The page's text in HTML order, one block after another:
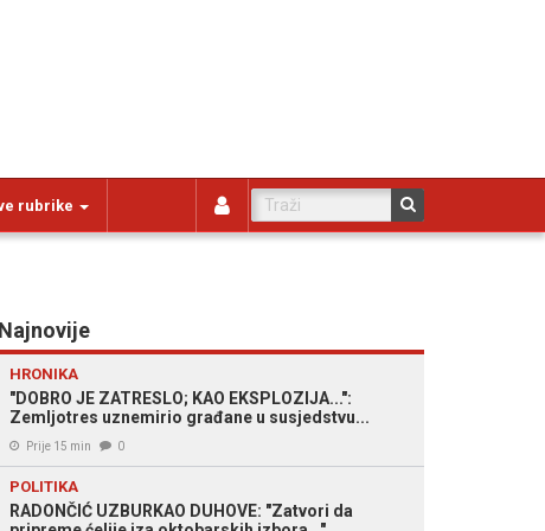
rubrike
Najnovije
HRONIKA
"DOBRO JE ZATRESLO; KAO EKSPLOZIJA...":
Zemljotres uznemirio građane u susjedstvu...
Prije 15 min 0
POLITIKA
RADONČIĆ UZBURKAO DUHOVE: "Zatvori da